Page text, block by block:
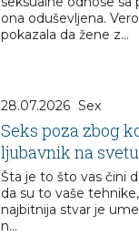
ona oduševljena.
pokazala da žene z...
28.07.2026 Sex
Seks poza zbog
ljubavnik na svetu
Šta je to što vas čini
da su to vaše
najbitnija stvar je
n...